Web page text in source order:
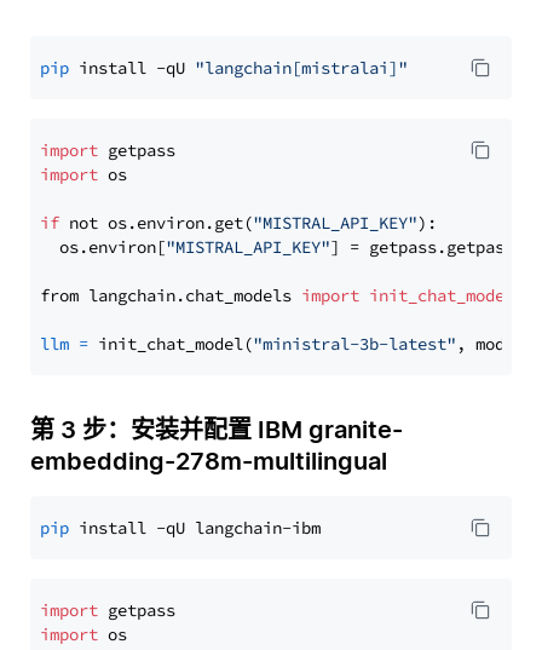
pip install -qU "langchain[mistralai]"
import
import os
if not os.environ.get("MISTRAL_API_KEY"):
  os.environ[
"MISTRAL_API_KEY"] = getpass.getpass(
from langchain.chat_models import init_chat_model
llm = init_chat_model("ministral-3b-latest" ,
第 3 步：安装并配置 IBM granite-
embedding-278m-multilingual
pip
import
import os